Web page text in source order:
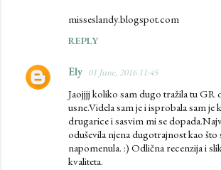
misseslandy.blogspot.com
REPLY
Ely 01 June, 2016 11:45
Jaojjjj koliko sam dugo tražila tu GR
usne.Videla sam je i isprobala sam je
drugarice i sasvim mi se
oduševila njena dugotrajnost kao što
napomenula. :) Odlična recenzija i
kvaliteta.